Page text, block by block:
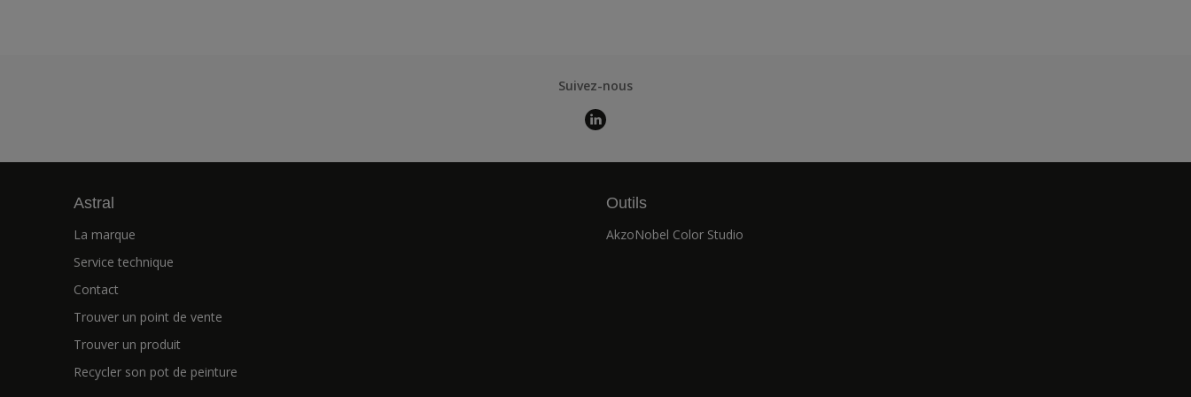
Suivez-nous
Astral
La marque
Service technique
Contact
Trouver un point de vente
Trouver un produit
Recycler son pot de peinture
Outils
AkzoNobel Color Studio